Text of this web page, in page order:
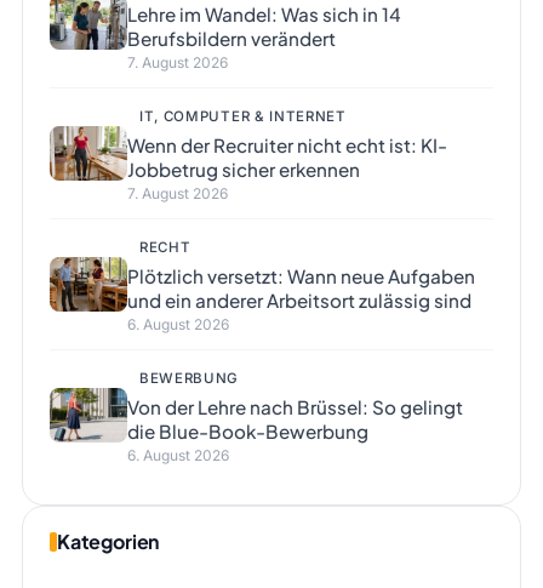
Lehre im Wandel: Was sich in 14
Berufsbildern verändert
7. August 2026
IT, COMPUTER & INTERNET
Wenn der Recruiter nicht echt ist: KI-
Jobbetrug sicher erkennen
7. August 2026
RECHT
Plötzlich versetzt: Wann neue Aufgaben
und ein anderer Arbeitsort zulässig sind
6. August 2026
BEWERBUNG
Von der Lehre nach Brüssel: So gelingt
die Blue-Book-Bewerbung
6. August 2026
Kategorien